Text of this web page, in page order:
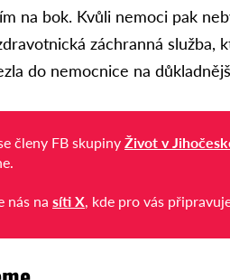
na bok. Kvůli nemoci pak
záchranná služba,
do nemocnice na
členy FB skupinyŽivot v
nás nasíti X , kde pro vás